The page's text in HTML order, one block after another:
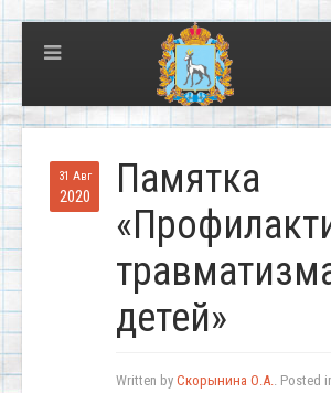
31 Авг
2020
Памятка
детей»
Written by Скорынина О.А.. Posted